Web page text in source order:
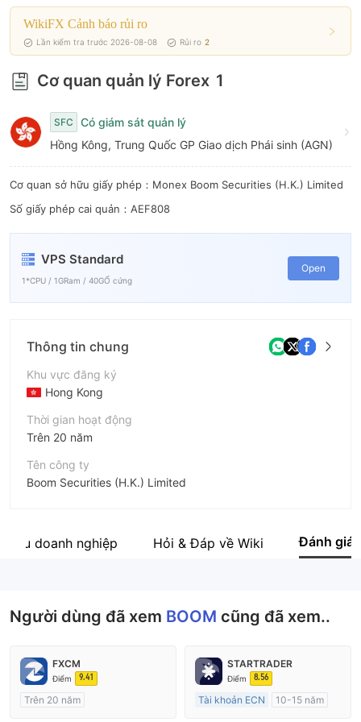
6
7
8
9
WikiFX Cảnh báo rủi ro
Lần kiểm tra trước 2026-08-08 Rủi ro 2
Cơ quan quản lý Forex 1
SFC
Có giám sát quản lý
Hồng Kông, Trung Quốc GP Giao dịch Phái sinh (AGN)
Cơ quan sở hữu giấy phép：Monex Boom Securities (H.K.) Limited
Số giấy phép cai quản：AEF808
VPS Standard
1*CPU / 1GRam / 40GỔ cứng
Open
Thông tin chung
Khu vực đăng ký
Hong Kong
Thời gian hoạt động
Trên 20 năm
Tên công ty
Boom Securities (H.K.) Limited
Nhân viên doanh nghiệp
doanh nghiệp Hỏi & Đáp về Wiki Đánh giá
Người dùng đã xem BOOM cũng đã xem..
FXCM
Điểm 9.41
Trên 20 năm
STARTRADER
Điểm 8.56
Tài khoản ECN
10-15 năm